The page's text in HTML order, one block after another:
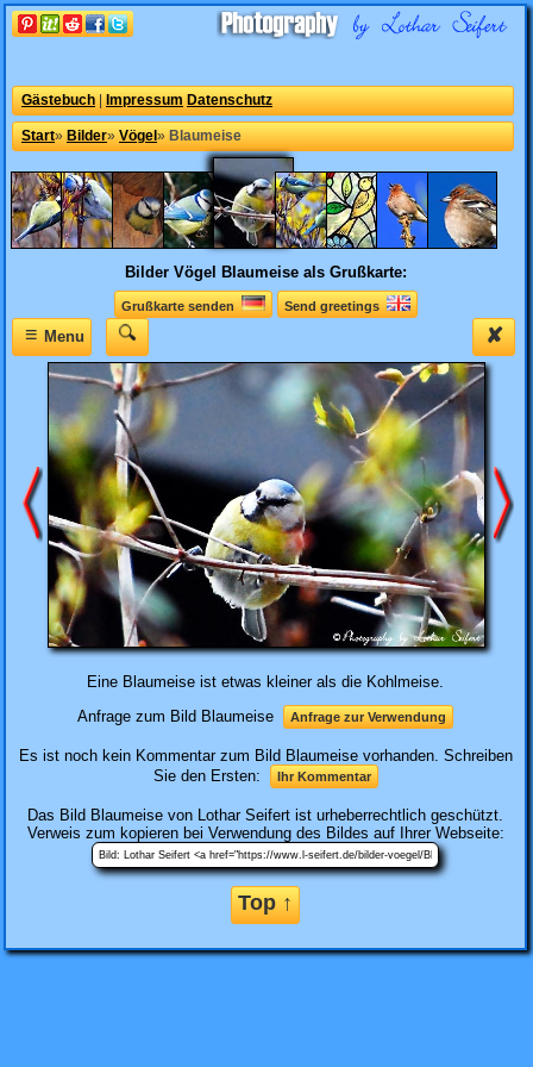
Gästebuch Impressum Datenschutz
Start» Bilder» Vögel » Blaumeise
Bilder Vögel Blaumeise als Grußkarte:
Grußkarte senden Send greetings
✘
≡Menu
Eine Blaumeise ist etwas kleiner als die Kohlmeise.
Anfrage zum Bild Blaumeise
Anfrage zur Verwendung
Es ist noch kein Kommentar zum Bild Blaumeise vorhanden. Schreiben
Sie den Ersten:
Ihr Kommentar
Das Bild Blaumeise von Lothar Seifert ist urheberrechtlich geschützt.
Verweis zum kopieren bei Verwendung des Bildes auf Ihrer Webseite:
Top ↑